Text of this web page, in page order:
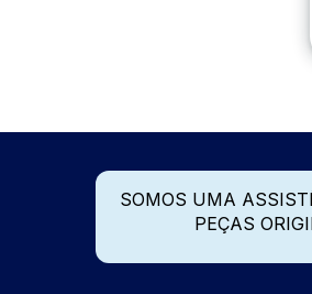
SOMOS UMA
PEÇAS